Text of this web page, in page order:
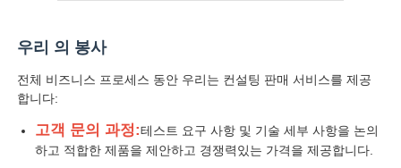
우리 의 봉사
전체 비즈니스 프로세스 동안 우리는 컨설팅 판매 서비스를 제공
합니다:
고객 문의 과정:테스트 요구 사항 및 기술 세부 사항을 논의
하고 적합한 제품을 제안하고 경쟁력있는 가격을 제공합니다.